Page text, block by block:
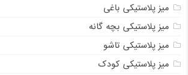
میز پلاستیکی باغی
میز پلاستیکی بچه گانه
میز پلاستیکی تاشو
میز پلاستیکی کودک